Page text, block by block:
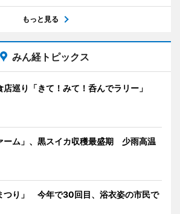
もっと見る
みん経トピックス
店巡り「きて！みて！呑んでラリー」
ーム」、黒スイカ収穫最盛期 少雨高温
つり」 今年で30回目、浴衣姿の市民で